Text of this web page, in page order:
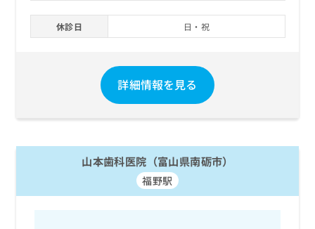
休診日 日・祝
詳細情報を見る
山本歯科医院（富山県南砺市）
福野駅